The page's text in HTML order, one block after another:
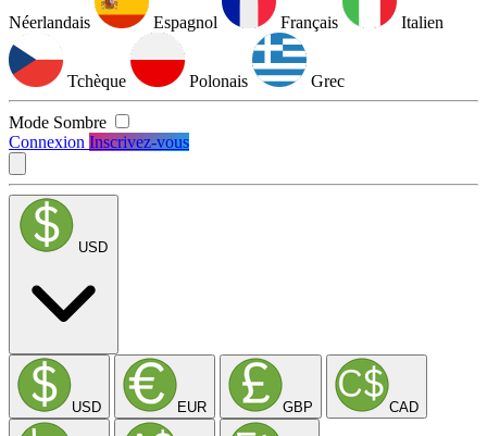
Néerlandais Espagnol Français Italien
Tchèque Polonais Grec
Mode Sombre
Connexion Inscrivez-vous
USD
USD EUR GBP CAD